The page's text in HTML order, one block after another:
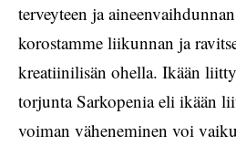
terveyteen ja
korostamme liikunnan ja
kreatiinilisän ohella. Ikään
torjunta Sarkopenia eli ikään
voiman väheneminen voi